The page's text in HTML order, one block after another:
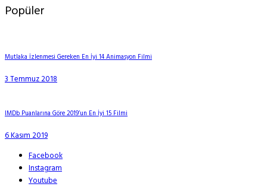
Popüler
Mutlaka İzlenmesi Gereken En İyi 14 Animasyon Filmi
3 Temmuz 2018
IMDb Puanlarına Göre 2019’un En İyi 15 Filmi
6 Kasım 2019
Facebook
Instagram
Youtube